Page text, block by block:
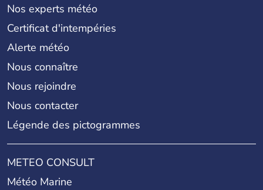
Nos experts météo
Certificat d'intempéries
Alerte météo
Nous connaître
Nous rejoindre
Nous contacter
Légende des pictogrammes
METEO CONSULT
Météo Marine